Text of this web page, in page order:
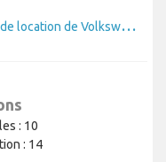
V
oir les voitures de location de Volkswagen
: 10
: 14